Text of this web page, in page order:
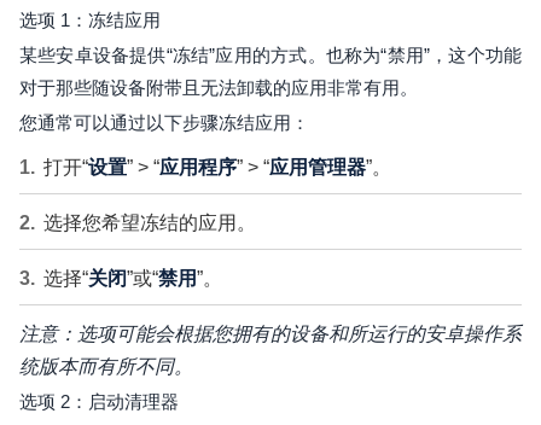
选项 1：冻结应用
某些安卓设备提供“冻结”应用的方式。也称为“禁用”，这个功能
对于那些随设备附带且无法卸载的应用非常有用。
您通常可以通过以下步骤冻结应用：
打开“设置” > “应用程序” > “应用管理器”。
选择您希望冻结的应用。
选择“关闭”或“禁用”。
注意：选项可能会根据您拥有的设备和所运行的安卓操作系
统版本而有所不同。
选项 2：启动清理器